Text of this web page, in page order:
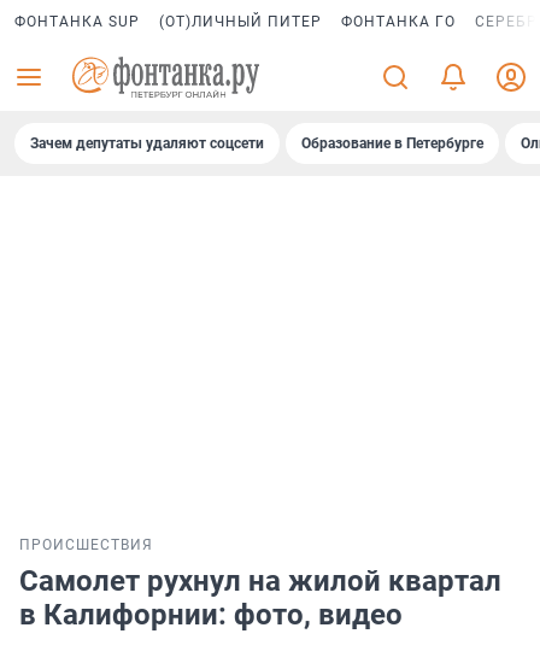
ФОНТАНКА SUP (ОТ)ЛИЧНЫЙ ПИТЕР ФОНТАНКА ГО
Зачем депутаты удаляют соцсети Образование в Петербурге
ПРОИСШЕСТВИЯ
Самолет рухнул на жилой квартал
в Калифорнии: фото, видео